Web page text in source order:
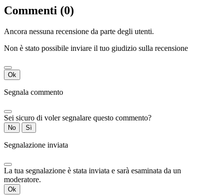
Commenti (0)
Ancora nessuna recensione da parte degli utenti.
Non è stato possibile inviare il tuo giudizio sulla recensione
Ok
Segnala commento
Sei sicuro di voler segnalare questo commento?
No Sì
Segnalazione inviata
La tua segnalazione è stata inviata e sarà esaminata da un
moderatore.
Ok